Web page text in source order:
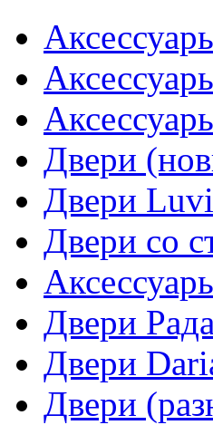
Двери
Двери
Двери со
Двери Рада
Двери
Двери